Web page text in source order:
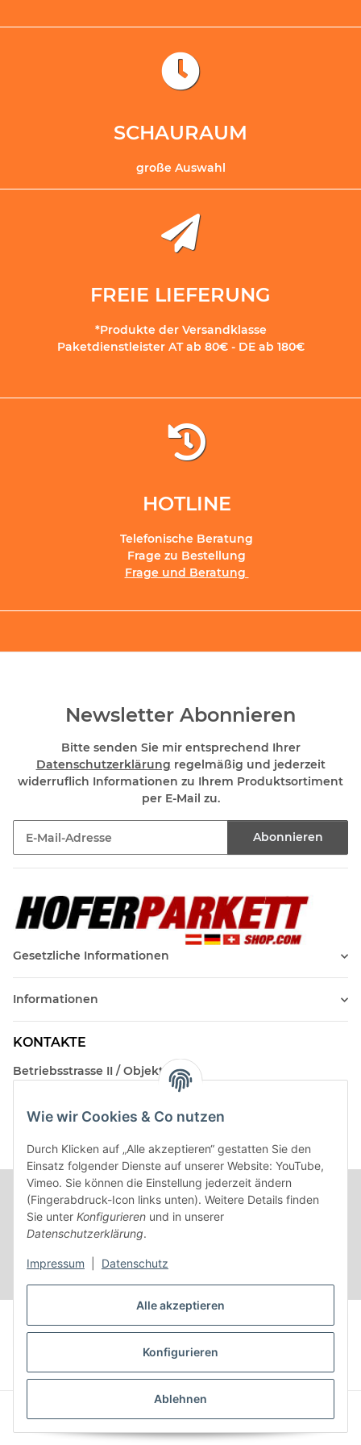
Alle akzeptieren
Konfigurieren
Ablehnen
Wie wir Cookies & Co nutzen
Durch Klicken auf „Alle akzeptieren“ gestatten Sie den
Einsatz folgender Dienste auf unserer Website: YouTube,
Vimeo. Sie können die Einstellung jederzeit ändern
(Fingerabdruck-Icon links unten). Weitere Details finden
Sie unter Konfigurieren und in unserer
Datenschutzerklärung.
Impressum Datenschutz
SCHAURAUM
große Auswahl
FREIE LIEFERUNG
*Produkte der Versandklasse
Paketdienstleister AT ab 80€ - DE ab 180€
HOTLINE
Telefonische Beratung
Frage zu Bestellung
Frage und Beratung
Newsletter Abonnieren
Bitte senden Sie mir entsprechend Ihrer
Datenschutzerklärung regelmäßig und jederzeit
widerruflich Informationen zu Ihrem Produktsortiment
per E-Mail zu.
Abonnieren
Gesetzliche Informationen
Informationen
KONTAKTE
Betriebsstrasse II / Objekt 17
Kontakt
Vertrag widerrufen
* Alle Preise inkl. gesetzlicher USt.